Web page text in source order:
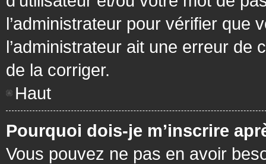
l’administrateur pour vérifier que
l’administrateur ait une erreur de
de la corriger.
Haut
Pourquoi dois-je m’inscrire
Vous pouvez ne pas en avoir